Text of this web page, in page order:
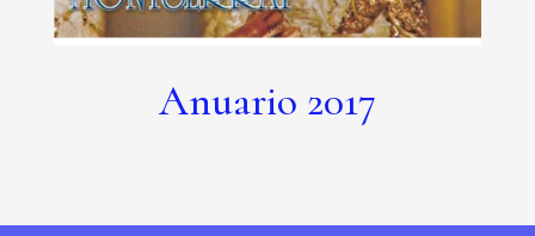
Anuario 2017